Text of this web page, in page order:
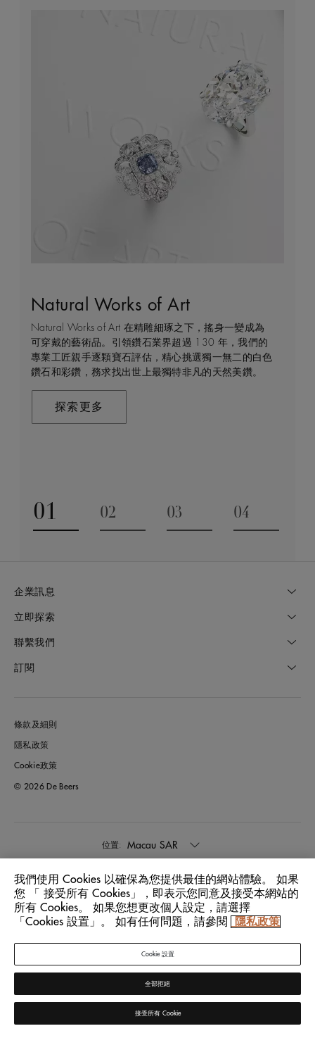
Natural Works of Art
Natural Works of Art 在精雕細琢之下，搖身一變成為
可穿戴的藝術品。引領鑽石業界超過 130 年，我們的
專業工匠親手逐顆寶石評估，精心挑選獨一無二的白色
鑽石和彩鑽，務求找出世上最獨特非凡的天然美鑽。
探索更多
鑽石珠寶創作的藝術
De Beers 作為鑽石珠寶藝術的領導者，在鑽石之旅的
每個階段 —— 從鑽石原石的開採到打造成世代相傳的
瑰寶 —— 均擁有舉足輕重的獨特地位。 我們探索並揭
示大自然的珍稀寶藏所潛藏的醉人魅力，精心創造出工
在這趟追尋極致瑰寶的旅程，對完美的追求與卓越的專
建設永恒
我們每天都能親眼目感受天然美鑽何等珍貴，對佩戴者
和製作過程中的所有人而言，鑽石都是大自然的瑰寶。
因此我們致力確保每顆鑽石都能對開採地當地的人民和
環境帶來長久的正面影響。我們將此承諾稱為「建設永
探索更多
客戶服務
不論您身處家中或到訪我們其中一間商店，我們都渴望
能為您提供度身訂造的購物體驗。預約親臨精品店或線
上購物體驗，即可透過私人諮詢得到專家協助和指導。
聯絡我們
01
Go to slide 1
02
03
04
企業訊息
立即探索
聯繫我們
訂閱
條款及細則
隱私政策
Cookie政策
© 2026 De Beers
位置: Macau SAR
語言: 中文
我們使用 Cookies 以確保為您提供最佳的網站體驗。 如果
您 「 接受所有 Cookies」，即表示您同意及接受本網站的
所有 Cookies。 如果您想更改個人設定，請選擇
「Cookies 設置」。 如有任何問題，請參閱
隱私政策
Cookie 設置
全部拒絕
接受所有 Cookie